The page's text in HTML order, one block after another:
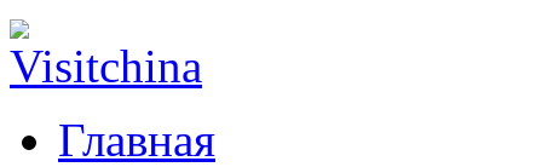
Главная